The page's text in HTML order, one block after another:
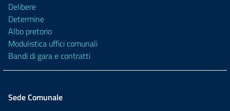
Delibere
Determine
Albo pretorio
Modulistica uffici comunali
Bandi di gara e contratti
Sede Comunale